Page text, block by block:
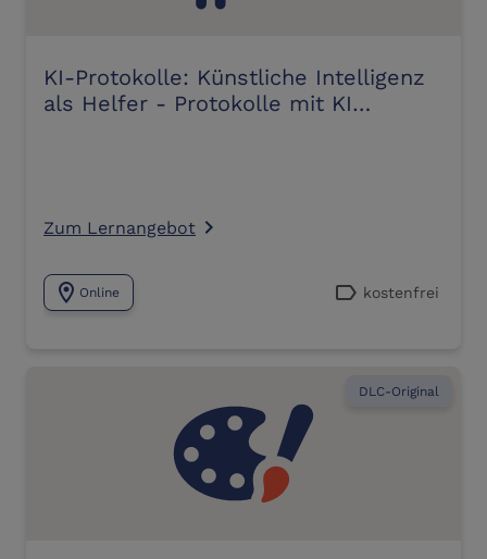
KI-Protokolle: Künstliche Intelligenz
als Helfer - Protokolle mit KI
Zum Lernangebot navigate_next
location_on Online label kostenfrei
DLC-Original